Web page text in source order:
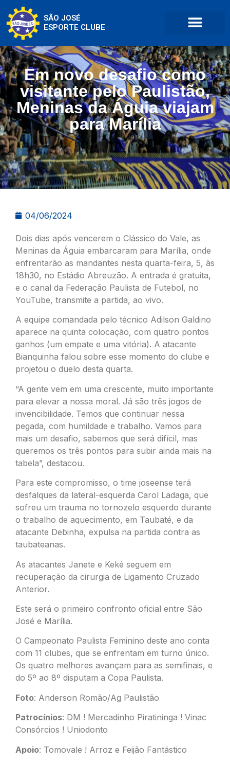
SÃO JOSÉ
ESPORTE CLUBE
Em novo desafio como
visitante pelo Paulistão,
Meninas da Águia viajam
para Marília
04/06/2024
Dois dias após vencerem o Clássico do Vale, as
Meninas da Águia embarcaram para Marília, onde
enfrentarão as mandantes nesta quarta-feira, 5, às
18h30, no Estádio Abreuzão. A entrada é gratuita,
e o canal da Federação Paulista de Futebol, no
YouTube, transmite a partida, ao vivo.
A equipe comandada pelo técnico Adilson Galdino
aparece na quinta colocação, com quatro pontos
ganhos (um empate e uma vitória). A atacante
Bianquinha falou sobre esse momento do clube e
projetou o duelo desta quarta.
“A gente vem em uma crescente, muito importante
para elevar a nossa moral. Já são três jogos de
invencibilidade. Temos que continuar nessa
pegada, com humildade e trabalho. Vamos para
mais um desafio, sabemos que será difícil, mas
queremos os três pontos para subir ainda mais na
tabela”, destacou.
Para este compromisso, o time joseense terá
desfalques da lateral-esquerda Carol Ladaga, que
sofreu um trauma no tornozelo esquerdo durante
o trabalho de aquecimento, em Taubaté, e da
atacante Debinha, expulsa na partida contra as
taubateanas.
As atacantes Janete e Keké seguem em
recuperação da cirurgia de Ligamento Cruzado
Anterior.
Este será o primeiro confronto oficial entre São
José e Marília.
O Campeonato Paulista Feminino deste ano conta
com 11 clubes, que se enfrentam em turno único.
Os quatro melhores avançam para as semifinais, e
do 5º ao 8º disputam a Copa Paulista.
Foto: Anderson Romão/Ag Paulistão
Patrocínios: DM ! Mercadinho Piratininga ! Vinac
Consórcios ! Uniodonto
Apoio: Tomovale ! Arroz e Feijão Fantástico